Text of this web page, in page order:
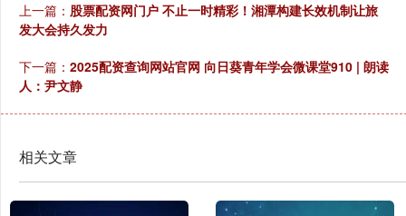
上一篇： 股票配资网门户 不止一时精彩！湘潭构建长效机制让旅
发大会持久发力
下一篇： 2025配资查询网站官网 向日葵青年学会微课堂910 | 朗读
人：尹文静
相关文章